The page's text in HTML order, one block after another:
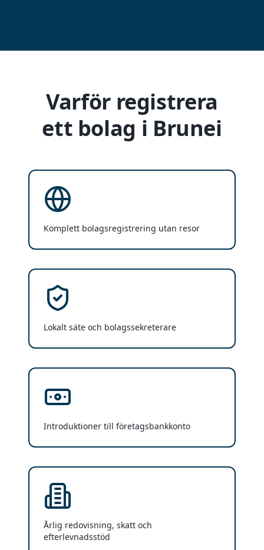
Varför registrera
ett bolag i Brunei
Komplett bolagsregistrering utan resor
Lokalt säte och bolagssekreterare
Introduktioner till företagsbankkonto
Årlig redovisning, skatt och
efterlevnadsstöd